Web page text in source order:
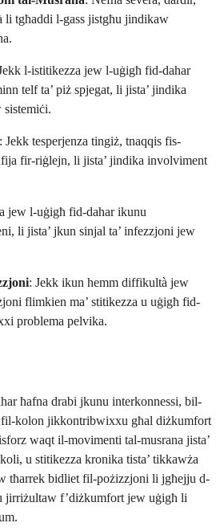
li tgħaddi l-gass jistgħu jindikaw
l-istitikezza jew l-uġigħ fid-dahar
telf ta’ piż spjegat, li jista’ jindika
: Jekk tesperjenza tingiż, tnaqqis fis-
fir-riġlejn, li jista’ jindika involviment
jew l-uġigħ fid-dahar ikunu
li jista’ jkun sinjal ta’ infezzjoni jew
: Jekk ikun hemm diffikultà jew
flimkien ma’ stitikezza u uġigħ fid-
problema pelvika.
ħafna drabi jkunu interkonnessi, bil-
fil-kolon jikkontribwixxu għal diżkumfort
waqt il-movimenti tal-musrana jista’
u stitikezza kronika tista’ tikkawża
tħarrek bidliet fil-pożizzjoni li jgħejju d-
jirriżultaw f’diżkumfort jew uġigħ li